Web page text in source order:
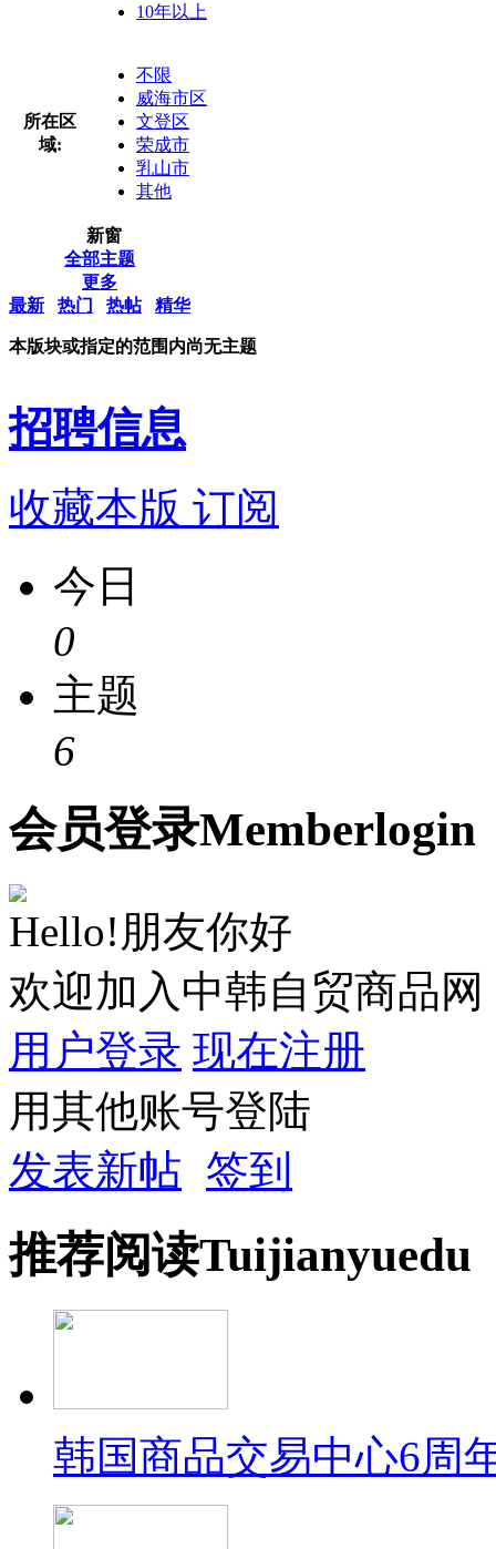
10年以上
所在区
域:
不限
威海市区
文登区
荣成市
乳山市
其他
新窗
全部主题
更多
最新
热门 热帖 精华
本版块或指定的范围内尚无主题
招聘信息
收藏本版 订阅
今日
0
主题
6
会员登录Memberlogin
Hello!朋友你好
欢迎加入中韩自贸商品网
用户登录 现在注册
用其他账号登陆
发表新帖 签到
推荐阅读Tuijianyuedu
韩国商品交易中心6周